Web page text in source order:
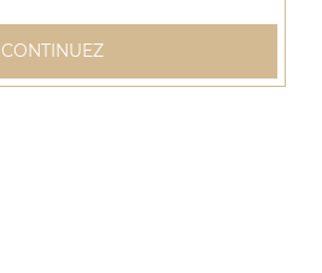
8.90€
CONTINUEZ